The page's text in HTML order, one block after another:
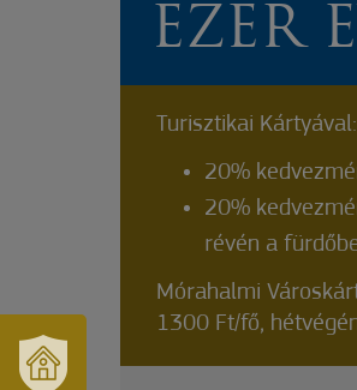
EZER
Turisztikai Kártyával:
20%
20%
révén a
Mórahalmi
1300 Ft/fő,